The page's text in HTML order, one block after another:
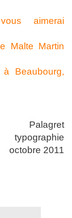
aimerai
Malte Martin
Beaubourg,
Palagret
typographie
octobre 2011